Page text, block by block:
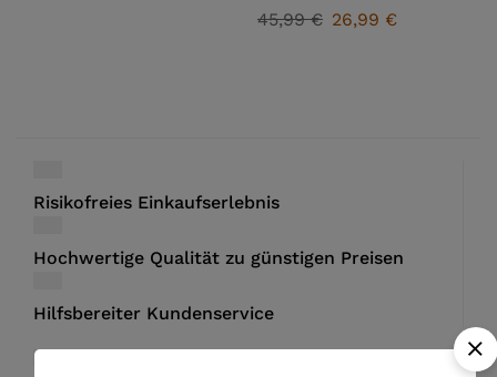
45,99€ 26,99 €
Risikofreies Einkaufserlebnis
Hochwertige Qualität zu günstigen Preisen
Hilfsbereiter Kundenservice